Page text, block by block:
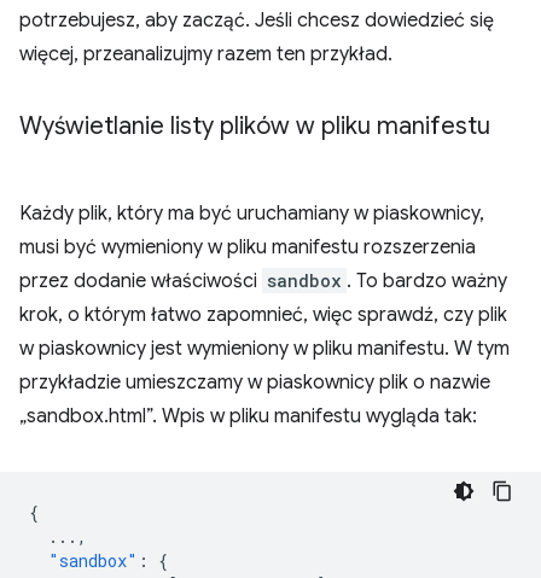
potrzebujesz, aby zacząć. Jeśli chcesz dowiedzieć się
więcej, przeanalizujmy razem ten przykład.
Wyświetlanie listy plików w pliku manifestu
Każdy plik, który ma być uruchamiany w piaskownicy,
musi być wymieniony w pliku manifestu rozszerzenia
przez dodanie właściwości sandbox . To bardzo ważny
krok, o którym łatwo zapomnieć, więc sprawdź, czy plik
w piaskownicy jest wymieniony w pliku manifestu. W tym
przykładzie umieszczamy w piaskownicy plik o nazwie
„sandbox.html”. Wpis w pliku manifestu wygląda tak:
{
... ,
"sandbox" :
{